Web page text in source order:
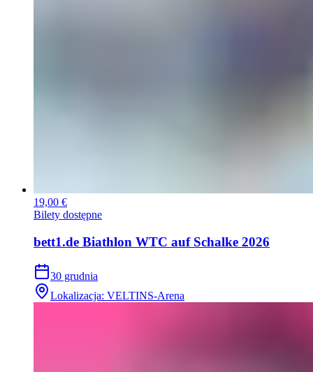
19,00 €
Bilety dostępne
bett1.de Biathlon WTC auf Schalke 2026
30 grudnia
Lokalizacja: VELTINS-Arena